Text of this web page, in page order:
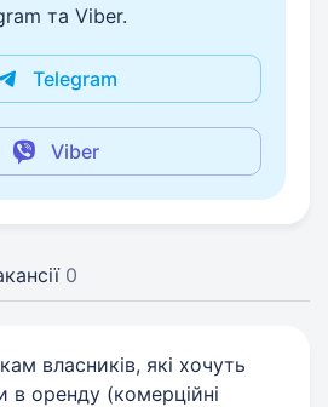
та Viber.
Telegram
Viber
0
власників, які хочуть
в оренду (комерційні